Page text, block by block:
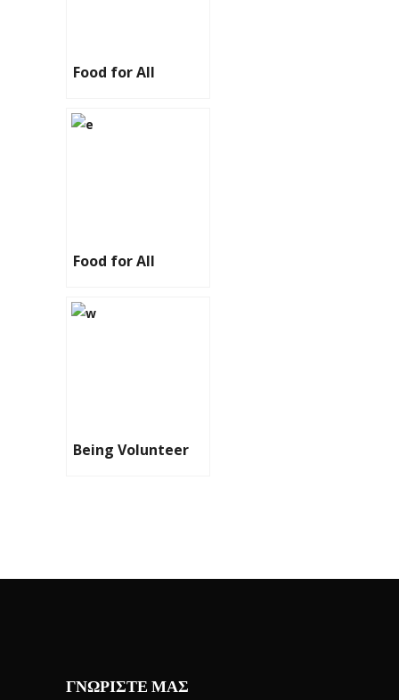
Food for All
Food for All
Being Volunteer
ΓΝΩΡΙΣΤΕ ΜΑΣ